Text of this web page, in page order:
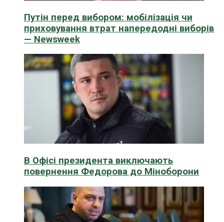
Путін перед вибором: мобілізація чи
приховування втрат напередодні виборів
— Newsweek
В Офісі президента виключають
повернення Федорова до Міноборони